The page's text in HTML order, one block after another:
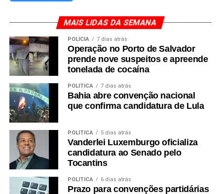
MAIS LIDAS DA SEMANA
POLÍCIA 7 dias atrás
Operação no Porto de Salvador
prende nove suspeitos e apreende
tonelada de cocaína
POLÍTICA 7 dias atrás
Bahia abre convenção nacional
que confirma candidatura de Lula
POLÍTICA 5 dias atrás
Vanderlei Luxemburgo oficializa
candidatura ao Senado pelo
Tocantins
POLÍTICA 6 dias atrás
Prazo para convenções partidárias